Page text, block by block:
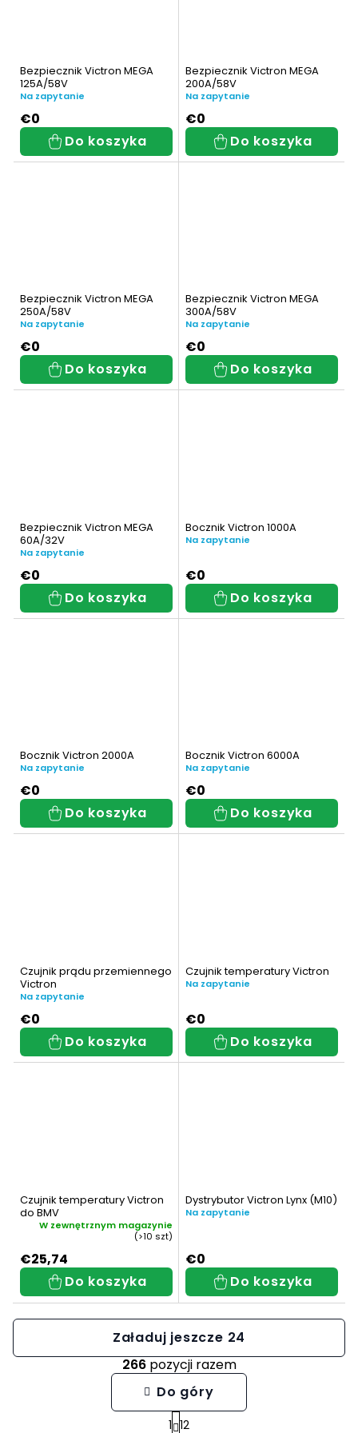
Bezpiecznik Victron MEGA
125A/58V
Na zapytanie
€0
Do koszyka
Bezpiecznik Victron MEGA
200A/58V
Na zapytanie
€0
Do koszyka
Bezpiecznik Victron MEGA
250A/58V
Na zapytanie
€0
Do koszyka
Bezpiecznik Victron MEGA
300A/58V
Na zapytanie
€0
Do koszyka
Bezpiecznik Victron MEGA
60A/32V
Na zapytanie
€0
Do koszyka
Bocznik Victron 1000A
Na zapytanie
€0
Do koszyka
Bocznik Victron 2000A
Na zapytanie
€0
Do koszyka
Bocznik Victron 6000A
Na zapytanie
€0
Do koszyka
Czujnik prądu przemiennego
Victron
Na zapytanie
€0
Do koszyka
Czujnik temperatury Victron
Na zapytanie
€0
Do koszyka
Czujnik temperatury Victron
do BMV
W zewnętrznym magazynie
(>10 szt)
€25,74
Do koszyka
Dystrybutor Victron Lynx (M10)
Na zapytanie
€0
Do koszyka
K
o
Załaduj jeszcze 24
1 12
266pozycji razem
Do góry